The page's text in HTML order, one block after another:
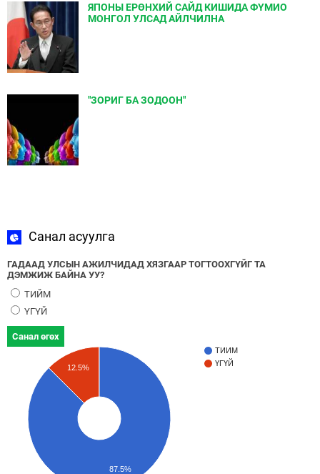
ЯПОНЫ ЕРӨНХИЙ САЙД КИШИДА ФҮМИО
МОНГОЛ УЛСАД АЙЛЧИЛНА
"ЗОРИГ БА ЗОДООН"
Санал асуулга
ГАДААД УЛСЫН АЖИЛЧИДАД ХЯЗГААР ТОГТООХГҮЙГ ТА
ДЭМЖИЖ БАЙНА УУ?
ТИЙМ
ҮГҮЙ
Санал өгөх
ТИЙМ
ҮГҮЙ
12.5%
87.5%